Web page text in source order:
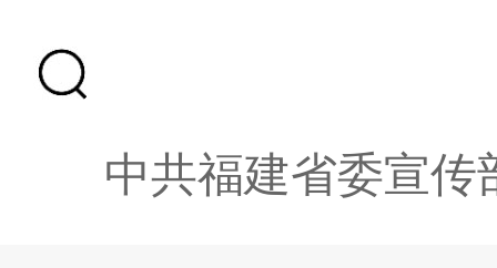
中共福建省委宣传